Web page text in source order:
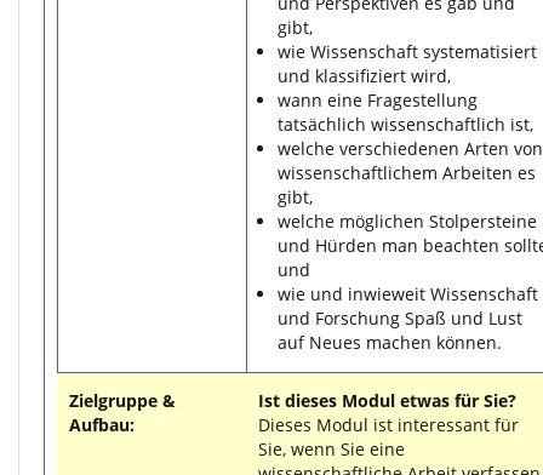
gibt,
wie Wissenschaft systematisiert
und klassifiziert wird,
wann eine Fragestellung
tatsächlich wissenschaftlich ist,
welche verschiedenen Arten von
wissenschaftlichem Arbeiten es
gibt,
welche möglichen Stolpersteine
und Hürden man beachten
und
wie und inwieweit Wissenschaft
und Forschung Spaß und Lust
auf Neues machen können.
Zielgruppe &
Aufbau:
Ist dieses Modul etwas für Sie?
Dieses Modul ist interessant für
Sie, wenn Sie eine